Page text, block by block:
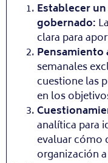
Establecer
gobernado:
clara para
Pensamiento
semanales
cuestione las
en los
analítica para
evaluar cómo
organización